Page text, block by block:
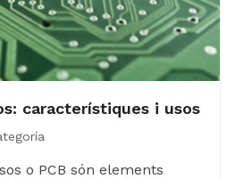
característiques i usos
o PCB són elements